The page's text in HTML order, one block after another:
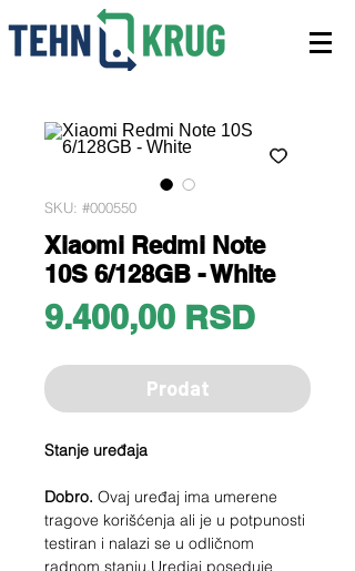
SKU: #000550
Xiaomi Redmi Note
10S 6/128GB - White
9.400,00 RSDPrice
Prodat
Stanje uređaja
Dobro. Ovaj uređaj ima umerene
tragove korišćenja ali je u potpunosti
testiran i nalazi se u odličnom
radnom stanju.Uredjaj poseduje